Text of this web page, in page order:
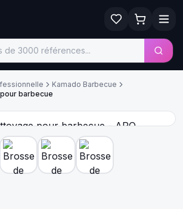
Kamado Barbecue
barbecue